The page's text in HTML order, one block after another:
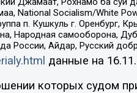
Socialism/White
п. Кушкуль г. Оренбург,
Народная самооборона,
России, Айдар, Русский
данные на
которых судом